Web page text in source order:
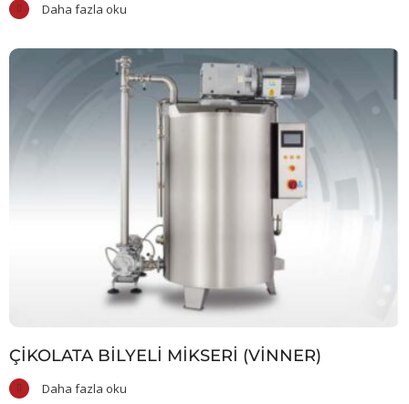
Daha fazla oku
ÇIKOLATA BILYELI MIKSERI (VİNNER)
Daha fazla oku